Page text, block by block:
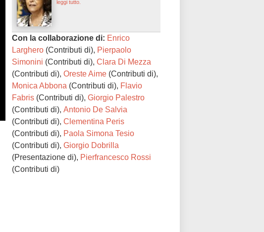
leggi tutto.
Con la collaborazione di: Enrico
Larghero (Contributi di), Pierpaolo
Simonini (Contributi di), Clara Di Mezza
(Contributi di), Oreste Aime (Contributi di),
Monica Abbona (Contributi di), Flavio
Fabris (Contributi di), Giorgio Palestro
(Contributi di), Antonio De Salvia
(Contributi di), Clementina Peris
(Contributi di), Paola Simona Tesio
(Contributi di), Giorgio Dobrilla
(Presentazione di), Pierfrancesco Rossi
(Contributi di)